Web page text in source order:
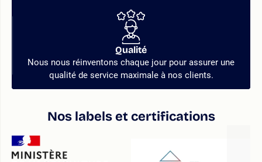
Qualité
Nous nous réinventons chaque jour pour assurer une
qualité de service maximale à nos clients.
Nos labels et certifications